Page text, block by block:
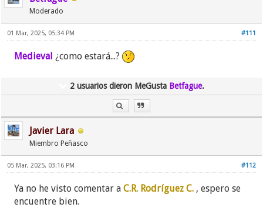
Moderado
#111
01 Mar, 2025, 05:34 PM
Medieval ¿como estará...?
2 usuarios dieron MeGusta Betfague.
Javier Lara
Miembro Peñasco
#112
05 Mar, 2025, 03:16 PM
Ya no he visto comentar aC.R. Rodríguez C. , espero se
encuentre bien.